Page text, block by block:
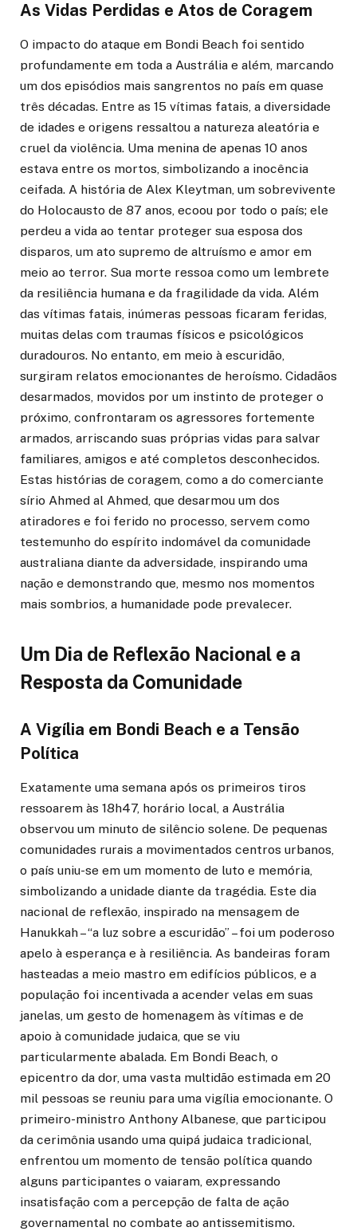
As Vidas Perdidas e Atos de Coragem
O impacto do ataque em Bondi Beach foi sentido
profundamente em toda a Austrália e além, marcando
um dos episódios mais sangrentos no país em quase
três décadas. Entre as 15 vítimas fatais, a diversidade
de idades e origens ressaltou a natureza aleatória e
cruel da violência. Uma menina de apenas 10 anos
estava entre os mortos, simbolizando a inocência
ceifada. A história de Alex Kleytman, um sobrevivente
do Holocausto de 87 anos, ecoou por todo o país; ele
perdeu a vida ao tentar proteger sua esposa dos
disparos, um ato supremo de altruísmo e amor em
meio ao terror. Sua morte ressoa como um lembrete
da resiliência humana e da fragilidade da vida. Além
das vítimas fatais, inúmeras pessoas ficaram feridas,
muitas delas com traumas físicos e psicológicos
duradouros. No entanto, em meio à escuridão,
surgiram relatos emocionantes de heroísmo. Cidadãos
desarmados, movidos por um instinto de proteger o
próximo, confrontaram os agressores fortemente
armados, arriscando suas próprias vidas para salvar
familiares, amigos e até completos desconhecidos.
Estas histórias de coragem, como a do comerciante
sírio Ahmed al Ahmed, que desarmou um dos
atiradores e foi ferido no processo, servem como
testemunho do espírito indomável da comunidade
australiana diante da adversidade, inspirando uma
nação e demonstrando que, mesmo nos momentos
mais sombrios, a humanidade pode prevalecer.
Um Dia de Reflexão Nacional e a
Resposta da Comunidade
A Vigília em Bondi Beach e a Tensão
Política
Exatamente uma semana após os primeiros tiros
ressoarem às 18h47, horário local, a Austrália
observou um minuto de silêncio solene. De pequenas
comunidades rurais a movimentados centros urbanos,
o país uniu-se em um momento de luto e memória,
simbolizando a unidade diante da tragédia. Este dia
nacional de reflexão, inspirado na mensagem de
Hanukkah – “a luz sobre a escuridão” – foi um poderoso
apelo à esperança e à resiliência. As bandeiras foram
hasteadas a meio mastro em edifícios públicos, e a
população foi incentivada a acender velas em suas
janelas, um gesto de homenagem às vítimas e de
apoio à comunidade judaica, que se viu
particularmente abalada. Em Bondi Beach, o
epicentro da dor, uma vasta multidão estimada em 20
mil pessoas se reuniu para uma vigília emocionante. O
primeiro-ministro Anthony Albanese, que participou
da cerimônia usando uma quipá judaica tradicional,
enfrentou um momento de tensão política quando
alguns participantes o vaiaram, expressando
insatisfação com a percepção de falta de ação
governamental no combate ao antissemitismo.